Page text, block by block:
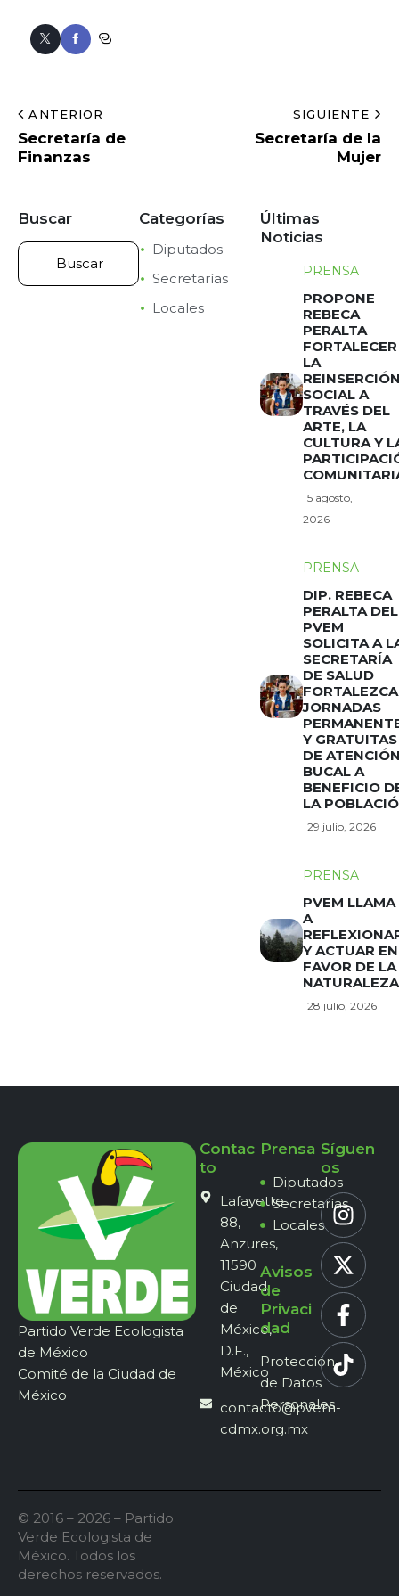
ANTERIOR
Secretaría de
Finanzas
SIGUIENTE
Secretaría de la
Mujer
Buscar Categorías
Diputados
Secretarías
Locales
Últimas
Noticias
PRENSA
PROPONE
REBECA
PERALTA
FORTALECER
LA
SOCIAL A
TRAVÉS DEL
ARTE, LA
CULTURA Y
5 agosto,
2026
PRENSA
DIP. REBECA
PERALTA DEL
PVEM
SOLICITA A
SECRETARÍA
DE SALUD
FORTALEZCA
JORNADAS
Y GRATUITAS
DE
BUCAL A
BENEFICIO
LA
29 julio, 2026
PRENSA
PVEM LLAMA
A
Y ACTUAR EN
FAVOR DE LA
NATURALEZA
28 julio, 2026
Partido Verde Ecologista
de México
Comité de la Ciudad de
México
Contac
to
Lafayette
88,
Anzures,
11590
Ciudad
de
México,
D.F.,
México
contacto@pvem-
cdmx.org.mx
Prensa
Diputados
Secretarías
Locales
Avisos
de
Privaci
dad
Protección
de Datos
Personales
Síguen
os
© 2016 – 2026 – Partido
Verde Ecologista de
México. Todos los
derechos reservados.